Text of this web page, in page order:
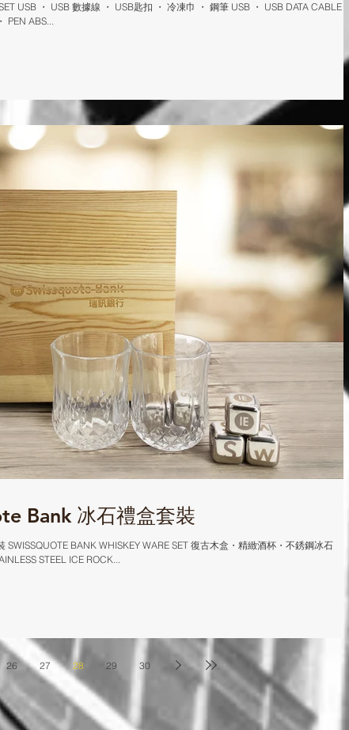
USB ・ USB 數據線 ・ USB匙扣 ・ 冷凍巾 ・ 鋼筆 USB ・ USB DATA CABLE ・
PEN ABS...
Bank 冰石禮盒套裝
BANK WHISKEY WARE SET 復古木盒・精緻酒杯・不銹鋼冰石
STEEL ICE ROCK...
26 27 28 29 30